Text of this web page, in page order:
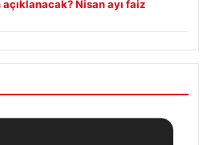
açıklanacak? Nisan ayı faiz